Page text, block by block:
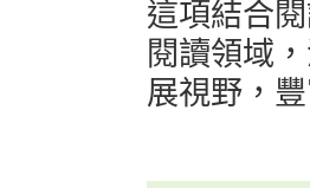
這項結合
閱讀領域
展視野，